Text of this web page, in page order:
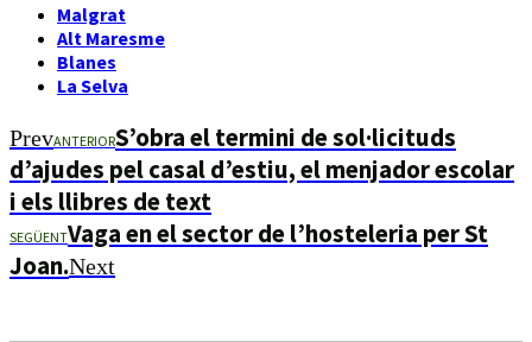
Malgrat
Alt Maresme
Blanes
La Selva
PrevANTERIORS’obra el termini de sol·licituds
d’ajudes pel casal d’estiu, el menjador escolar
i els llibres de text
SEGÜENTVaga en el sector de l’hosteleria per St
Joan.Next